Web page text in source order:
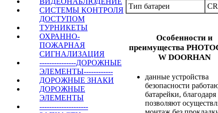
СИСТЕМЫ КОНТРОЛЯ
ДОСТУПОМ
ТУРНИКЕТЫ
ОХРАННО-
ПОЖАРНАЯ
СИГНАЛИЗАЦИЯ
---------------ДОРОЖНЫЕ
ЭЛЕМЕНТЫ------------
ДОРОЖНЫЕ ЗНАКИ
ДОРОЖНЫЕ
ЭЛЕМЕНТЫ
--------------------
Тип батареи
Особенности и
преимущества
W DOORHAN
данные устройства
безопасности
батарейки,
позволяют